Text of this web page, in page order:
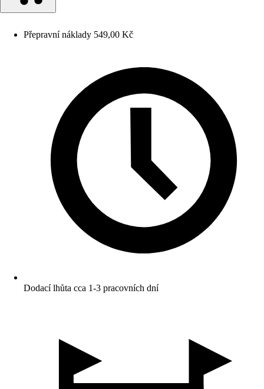
Přepravní náklady 549,00 Kč
Dodací lhůta cca 1-3 pracovních dní